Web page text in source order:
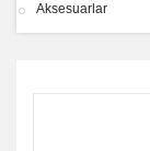
Aksesuarlar